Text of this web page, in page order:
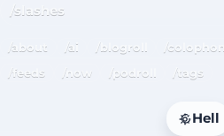
/slashes
/about /ai /blogroll /colophon
/feeds
/now /podroll /tags
Hell